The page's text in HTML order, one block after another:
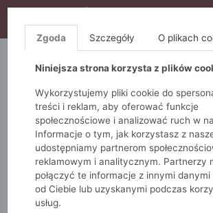
S10), DODATKOWE 15% ZA 3SZT
5.10.15. QUIOSQUE
Monnari Torby
Sportowe
Sportowa torba damska
Zgoda Szczegóły O plikach
Niniejsza strona korzysta z plików
Wykorzystujemy pliki cookie do
treści i reklam, aby oferować funkcje
społecznościowe i analizować ruch w
Informacje o tym, jak korzystasz z
udostępniamy partnerom
reklamowym i analitycznym. Partnerzy
połączyć te informacje z innymi
od Ciebie lub uzyskanymi podczas
usług.